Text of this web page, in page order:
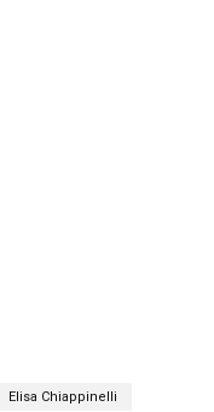
Elisa Chiappinelli